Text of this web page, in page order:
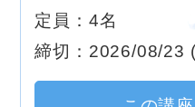
定員：4名
締切：2026/08/23